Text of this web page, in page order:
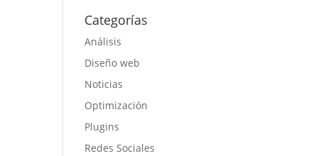
Categorías
Análisis
Diseño web
Noticias
Optimización
Plugins
Redes Sociales